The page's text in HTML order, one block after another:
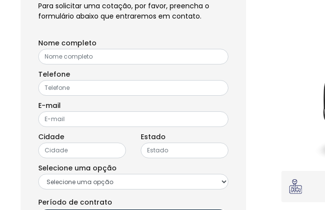
Para solicitar uma cotação, por favor, preencha o
formulário abaixo que entraremos em contato.
Nome completo
Telefone
E-mail
Cidade Estado
Selecione uma opção
Período de contrato